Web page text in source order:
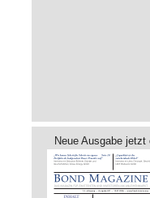
Neue Ausgabe jetzt